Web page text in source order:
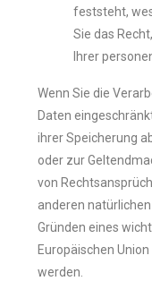
feststeht,
Sie das
Ihrer
Wenn Sie die
Daten
ihrer Speicherung
oder zur
von
anderen
Gründen eines
Europäischen
werden.